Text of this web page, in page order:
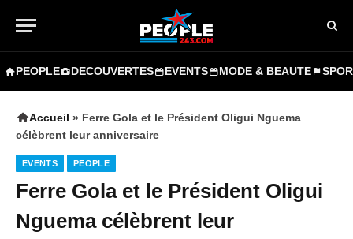
PEOPLE DECOUVERTES EVENTS MODE & BEAUTE
Accueil » Ferre Gola et le Président Oligui Nguema
célèbrent leur anniversaire
EVENTS PEOPLE
Ferre Gola et le Président Oligui
Nguema célèbrent leur